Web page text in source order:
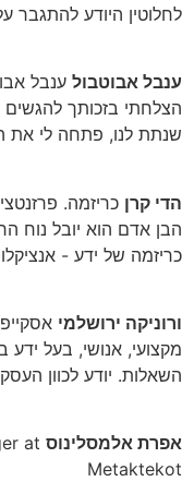
לחלוטין היודע להתגבר
ענבל אבוטבול ענבל
הצלחתי בזכותך להגשים
שנתת לנו, פתחה לי את
הדי קרן כריזמה.
הבן אדם הוא יובל נוח
כריזמה של ידע -
ורוניקה ירושלמי
מקצועי, אנושי, בעל ידע
השאלות. יודע לכוון
אפרת אלמסלינוס at
Metaktekot